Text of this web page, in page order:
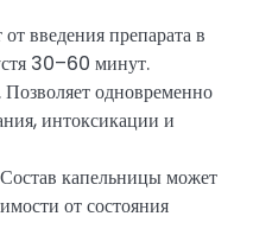
введения препарата в
30–60 минут.
одновременно
интоксикации и
капельницы может
от состояния